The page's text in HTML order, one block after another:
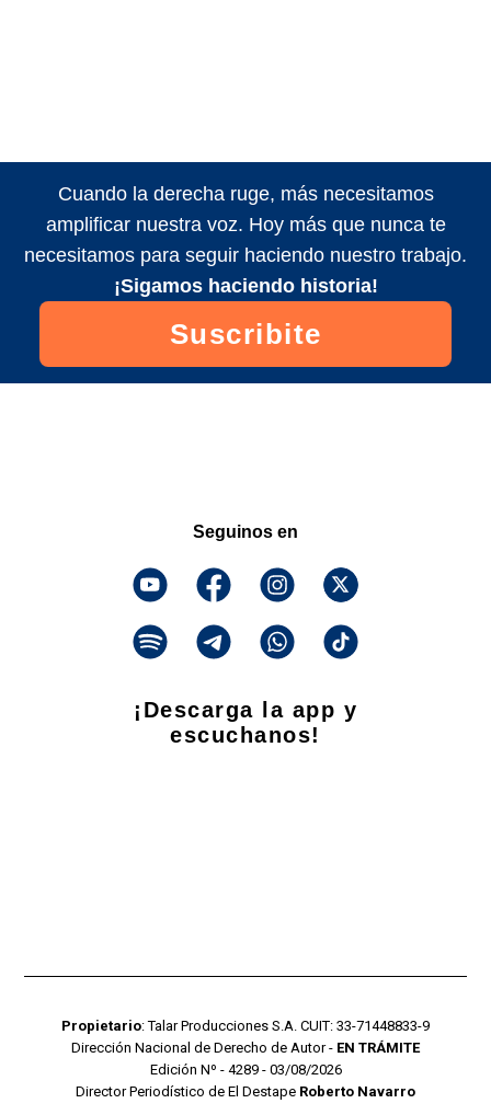
Cuando la derecha ruge, más necesitamos
amplificar nuestra voz. Hoy más que nunca te
necesitamos para seguir haciendo nuestro trabajo.
¡Sigamos haciendo historia!
Suscribite
Seguinos en
¡Descarga la app y
escuchanos!
Propietario: Talar Producciones S.A. CUIT: 33-71448833-9
Dirección Nacional de Derecho de Autor - EN TRÁMITE
Edición Nº - 4289 - 03/08/2026
Director Periodístico de El Destape Roberto Navarro